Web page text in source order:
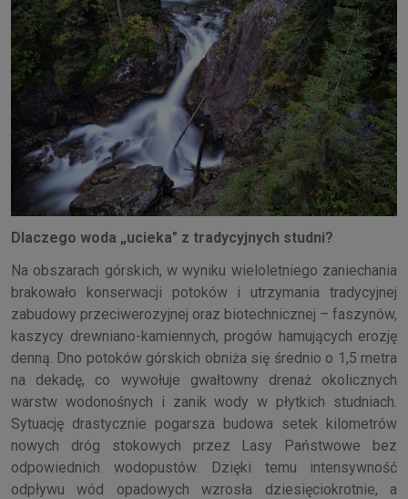
Dlaczego woda „ucieka" z tradycyjnych studni?
Na obszarach górskich, w wyniku wieloletniego zaniechania
brakowało konserwacji potoków i utrzymania tradycyjnej
zabudowy przeciwerozyjnej oraz biotechnicznej – faszynów,
kaszycy drewniano-kamiennych, progów hamujących erozję
denną. Dno potoków górskich obniża się średnio o 1,5 metra
na dekadę, co wywołuje gwałtowny drenaż okolicznych
warstw wodonośnych i zanik wody w płytkich studniach.
Sytuację drastycznie pogarsza budowa setek kilometrów
nowych dróg stokowych przez Lasy Państwowe bez
odpowiednich wodopustów. Dzięki temu intensywność
odpływu wód opadowych wzrosła dziesięciokrotnie, a